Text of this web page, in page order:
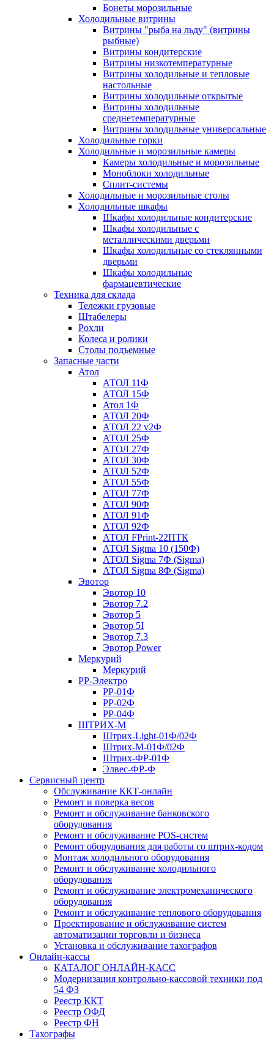
Бонеты морозильные
Холодильные витрины
Витрины "рыба на льду" (витрины
рыбные)
Витрины кондитерские
Витрины низкотемпературные
Витрины холодильные и тепловые
настольные
Витрины холодильные открытые
Витрины холодильные
среднетемпературные
Витрины холодильные универсальные
Холодильные горки
Холодильные и морозильные камеры
Камеры холодильные и морозильные
Моноблоки холодильные
Сплит-системы
Холодильные и морозильные столы
Холодильные шкафы
Шкафы холодильные кондитерские
Шкафы холодильные с
металлическими дверьми
Шкафы холодильные со стеклянными
дверьми
Шкафы холодильные
фармацевтические
Техника для склада
Тележки грузовые
Штабелеры
Рохли
Колеса и ролики
Столы подъемные
Запасные части
Атол
АТОЛ 11Ф
АТОЛ 15Ф
Атол 1Ф
АТОЛ 20Ф
АТОЛ 22 v2Ф
АТОЛ 25Ф
АТОЛ 27Ф
АТОЛ 30Ф
АТОЛ 52Ф
АТОЛ 55Ф
АТОЛ 77Ф
АТОЛ 90Ф
АТОЛ 91Ф
АТОЛ 92Ф
АТОЛ FPrint-22ПТК
АТОЛ Sigma 10 (150Ф)
АТОЛ Sigma 7Ф (Sigma)
АТОЛ Sigma 8Ф (Sigma)
Эвотор
Эвотор 10
Эвотор 7.2
Эвотор 5
Эвотор 5I
Эвотор 7.3
Эвотор Power
Меркурий
Меркурий
РР-Электро
РР-01Ф
РР-02Ф
РР-04Ф
ШТРИХ-М
Штрих-Light-01Ф/02Ф
Штрих-М-01Ф/02Ф
Штрих-ФР-01Ф
Элвес-ФР-Ф
Сервисный центр
Обслуживание ККТ-онлайн
Ремонт и поверка весов
Ремонт и обслуживание банковского
оборудования
Ремонт и обслуживание POS-систем
Ремонт оборудования для работы со штрих-кодом
Монтаж холодильного оборудования
Ремонт и обслуживание холодильного
оборудования
Ремонт и обслуживание электромеханического
оборудования
Ремонт и обслуживание теплового оборудования
Проектирование и обслуживание систем
автоматизации торговли и бизнеса
Установка и обслуживание тахографов
Онлайн-кассы
КАТАЛОГ ОНЛАЙН-КАСС
Модернизация контрольно-кассовой техники под
54 ФЗ
Реестр ККТ
Реестр ОФД
Реестр ФН
Тахографы